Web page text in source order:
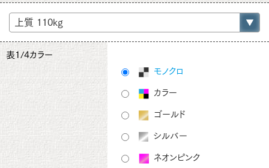
表1/4カラー
モノクロ
カラー
ゴールド
シルバー
ネオンピンク